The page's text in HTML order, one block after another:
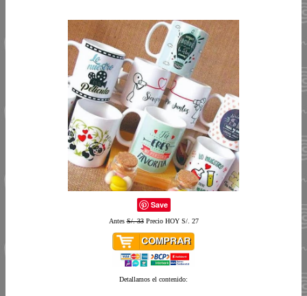
Save
AntesS/. 33Precio HOY S/. 27
Detallamos el contenido: